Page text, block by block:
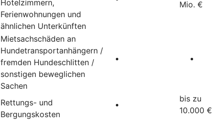
Hotelzimmern,
Ferienwohnungen und
ähnlichen Unterkünften
Mio. €
Mietsachschäden an
Hundetransportanhängern /
fremden Hundeschlitten /
sonstigen beweglichen
Sachen
Rettungs- und
Bergungskosten
bis zu
10.000 €